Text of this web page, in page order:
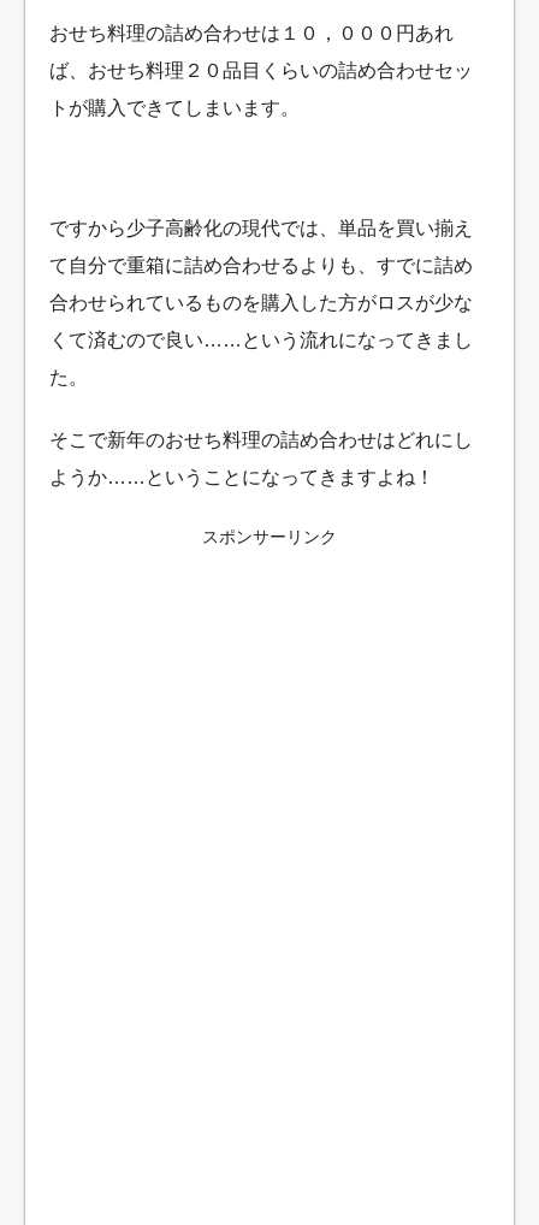
おせち料理の詰め合わせは１０，０００円あれ
ば、おせち料理２０品目くらいの詰め合わせセッ
トが購入できてしまいます。
ですから少子高齢化の現代では、単品を買い揃え
て自分で重箱に詰め合わせるよりも、すでに詰め
合わせられているものを購入した方がロスが少な
くて済むので良い……という流れになってきまし
た。
そこで新年のおせち料理の詰め合わせはどれにし
ようか……ということになってきますよね！
スポンサーリンク